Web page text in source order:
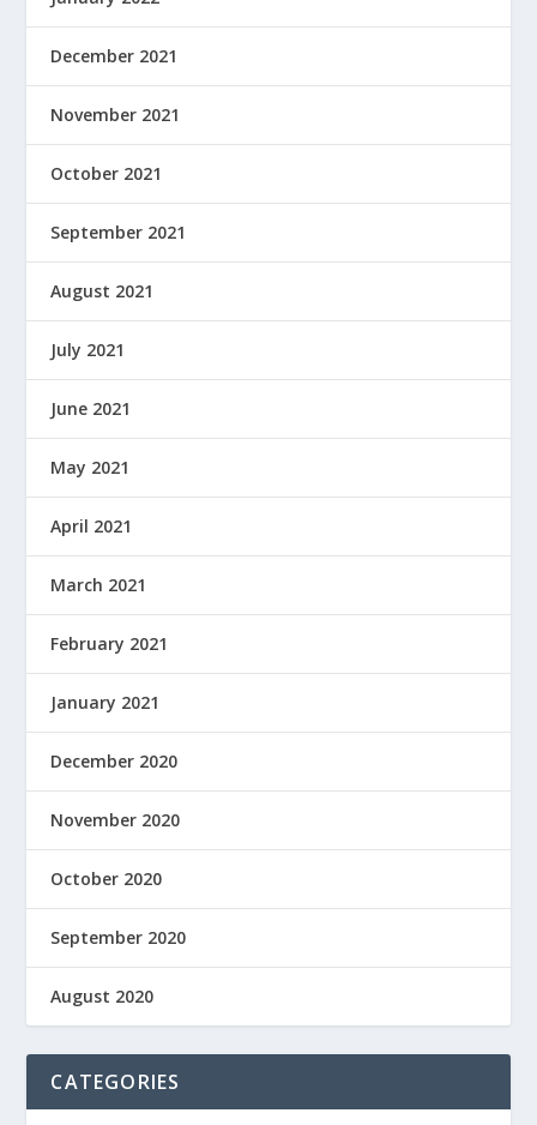
December 2021
November 2021
October 2021
September 2021
August 2021
July 2021
June 2021
May 2021
April 2021
March 2021
February 2021
January 2021
December 2020
November 2020
October 2020
September 2020
August 2020
CATEGORIES